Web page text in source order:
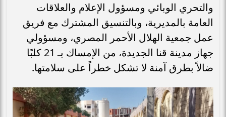
والتحري الوبائي ومسؤول الإعلام والعلاقات
العامة بالمديرية، وبالتنسيق المشترك مع فريق
عمل جمعية الهلال الأحمر المصري، ومسؤولي
جهاز مدينة قنا الجديدة، من الإمساك بـ 21 كلبًا
ضالاً بطرق آمنة لا تشكل خطراً على سلامتها.